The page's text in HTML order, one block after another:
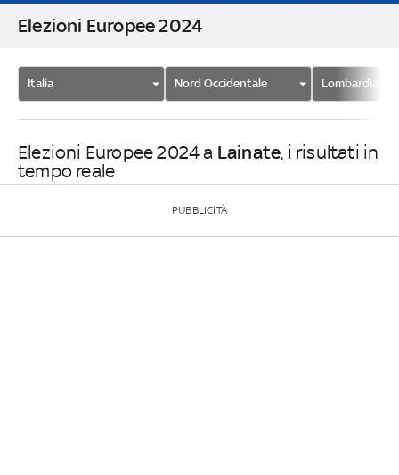
Elezioni Europee 2024
Italia Nord Occidentale Lombardia
Elezioni Europee 2024 a Lainate, i risultati in
tempo reale
PUBBLICITÀ